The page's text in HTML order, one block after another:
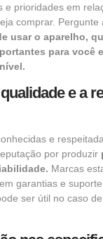
e prioridades em
comprar. Pergunte
usar o aparelho,
para você
e a
e
por produzir
. Marcas
garantias e
ser útil no caso